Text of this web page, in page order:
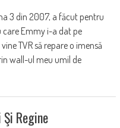
3 din 2007, a făcut pentru
care Emmy i-a dat pe
TVR să repare o imensă
wall-ul meu umil de
Regine